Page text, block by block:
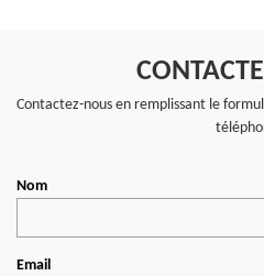
Contactez-nous en remplissant le
Nom
Email